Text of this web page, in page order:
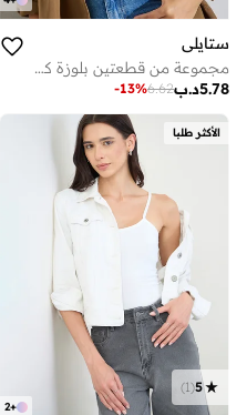
ستايلي
مجموعة من قطعتين بلوزة كامي بياقة واسعة
د.ب5.78
6.62
-13%
الأكثر طلبا
+
2
5
(
1
)